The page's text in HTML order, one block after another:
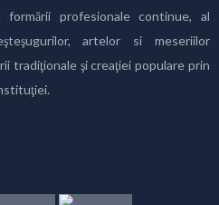
profesionale continue, al
artelor si meseriilor
tradiţionale şi creaţiei populare prin